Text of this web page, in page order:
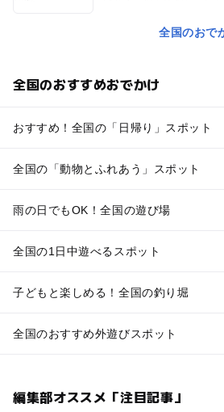
全国のおで
全国のおすすめおでかけ
おすすめ！全国の「日帰り」スポット
全国の「動物とふれあう」スポット
雨の日でもOK！全国の遊び場
全国の1日中遊べるスポット
子どもと楽しめる！全国の釣り堀
全国のおすすめ外遊びスポット
編集部オススメ「注目記事」